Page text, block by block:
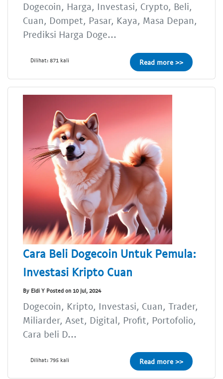
Dogecoin, Harga, Investasi, Crypto, Beli,
Cuan, Dompet, Pasar, Kaya, Masa Depan,
Prediksi Harga Doge...
Dilihat: 871 kali Read more >>
Cara Beli Dogecoin Untuk Pemula:
Investasi Kripto Cuan
By Eldi Y Posted on 10 Jul, 2024
Dogecoin, Kripto, Investasi, Cuan, Trader,
Miliarder, Aset, Digital, Profit, Portofolio,
Cara beli D...
Dilihat: 795 kali Read more >>